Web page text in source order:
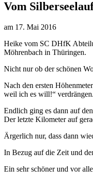
Vom
am 17. Mai 2016
Heike vom SC DHfK
Möhrenbach in Thüringen.
Nicht nur ob der schönen
Nach den ersten
weil ich es will!“ verdrängen.
Endlich ging es dann auf
Der letzte Kilometer auf
Ärgerlich nur, dass dann
In Bezug auf die Zeit und
Ein sehr schöner und vor